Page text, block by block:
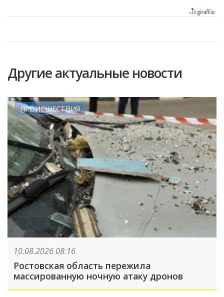
Другие актуальные новости
ПРОИСШЕСТВИЯ
10.08.2026 08:16
Ростовская область пережила
массированную ночную атаку дронов